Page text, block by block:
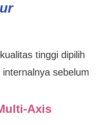
tinggi dipilih
sebelum
Axis